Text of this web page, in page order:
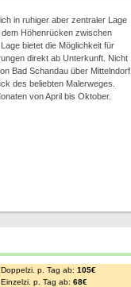
in ruhiger aber zentraler Lage
Höhenrücken zwischen
bietet die Möglichkeit für
direkt ab Unterkunft. Nicht
Bad Schandau über Mittelndorf,
des beliebten Malerweges.
von April bis Oktober.
Doppelzi. p. Tag ab: 105€
Einzelzi. p. Tag ab: 68€